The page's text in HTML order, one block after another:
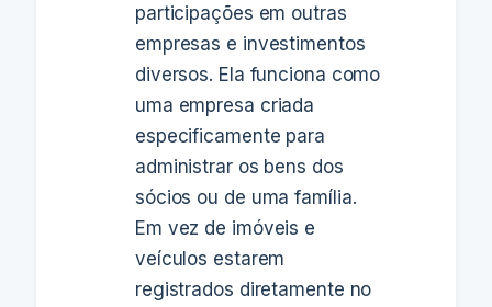
participações em outras
empresas e investimentos
diversos. Ela funciona como
uma empresa criada
especificamente para
administrar os bens dos
sócios ou de uma família.
Em vez de imóveis e
veículos estarem
registrados diretamente no